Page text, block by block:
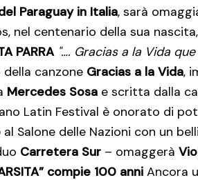
Paraguay in Italia, sarà
nel centenario della sua
PARRA "…. Gracias a la Vida
canzone Gracias a la Vida,
Mercedes Sosa e scritta dalla
Latin Festival è onorato di
al Salone delle Nazioni con un
Carretera Sur – omaggerà
compie 100 anni Ancora